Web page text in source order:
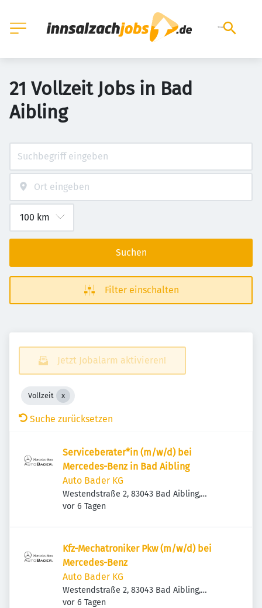
21 Vollzeit Jobs in Bad
Aibling
Suchen
Filter einschalten
Jetzt Jobalarm aktivieren!
Vollzeit
Suche zurücksetzen
Serviceberater*in (m/w/d) bei
Mercedes-Benz in Bad Aibling
Auto Bader KG
Westendstraße 2, 83043 Bad Aibling,
Deutschland
Veröffentlicht
vor 6 Tagen
Kfz-Mechatroniker Pkw (m/w/d) bei
Mercedes-Benz
Auto Bader KG
Westendstraße 2, 83043 Bad Aibling,
Deutschland
Veröffentlicht
vor 6 Tagen